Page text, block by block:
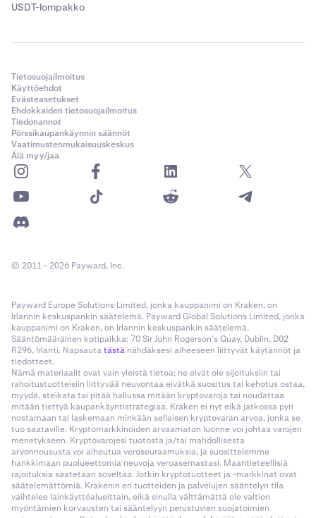
USDT-lompakko
Tietosuojailmoitus
Käyttöehdot
Evästeasetukset
Ehdokkaiden tietosuojailmoitus
Tiedonannot
Pörssikaupankäynnin säännöt
Vaatimustenmukaisuuskeskus
Älä myy/jaa
© 2011 - 2026 Payward, Inc.
Payward Europe Solutions Limited, jonka kauppanimi on Kraken, on
Irlannin keskuspankin säätelemä. Payward Global Solutions Limited, jonka
kauppanimi on Kraken, on Irlannin keskuspankin säätelemä.
Sääntömääräinen kotipaikka: 70 Sir John Rogerson’s Quay, Dublin, D02
R296, Irlanti. Napsautatästä nähdäksesi aiheeseen liittyvät käytännöt ja
tiedotteet.
Nämä materiaalit ovat vain yleistä tietoa; ne eivät ole sijoituksiin tai
rahoitustuotteisiin liittyvää neuvontaa eivätkä suositus tai kehotus ostaa,
myydä, steikata tai pitää hallussa mitään kryptovaroja tai noudattaa
mitään tiettyä kaupankäyntistrategiaa. Kraken ei nyt eikä jatkossa pyri
nostamaan tai laskemaan minkään sellaisen kryptovaran arvoa, jonka se
tuo saataville. Kryptomarkkinoiden arvaamaton luonne voi johtaa varojen
menetykseen. Kryptovarojesi tuotosta ja/tai mahdollisesta
arvonnoususta voi aiheutua veroseuraamuksia, ja suosittelemme
hankkimaan puolueettomia neuvoja veroasemastasi. Maantieteellisiä
rajoituksia saatetaan soveltaa. Jotkin kryptotuotteet ja -markkinat ovat
säätelemättömiä. Krakenin eri tuotteiden ja palvelujen sääntelyn tila
vaihtelee lainkäyttöalueittain, eikä sinulla välttämättä ole valtion
myöntämien korvausten tai sääntelyyn perustuvien suojatoimien